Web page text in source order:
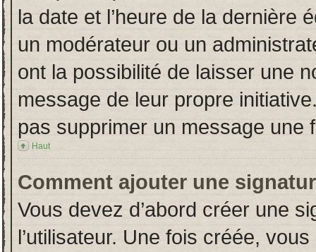
la date et l’heure de la dernière
un modérateur ou un
ont la possibilité de laisser une
message de leur propre
pas supprimer un message une
Haut
Comment ajouter une
Vous devez d’abord créer une
l’utilisateur. Une fois créée,